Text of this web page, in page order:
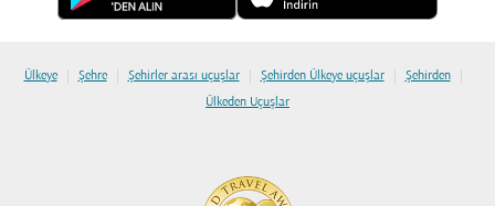
Ülkeye | Şehre | Şehirler arası uçuşlar | Şehirden Ülkeye uçuşlar | Şehirden |
Ülkeden Uçuşlar